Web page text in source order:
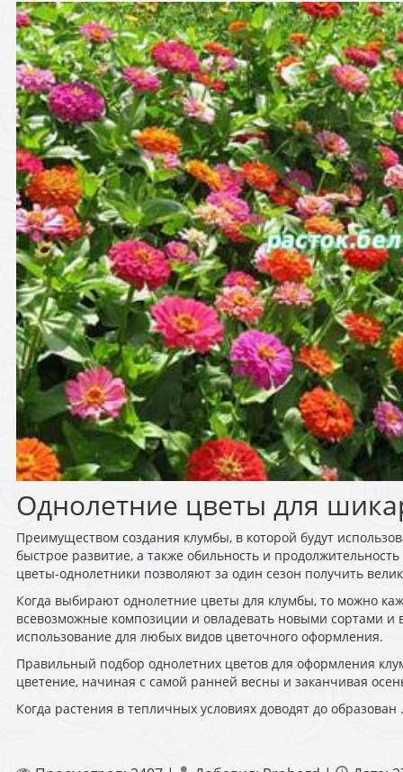
Однолетние цветы для
Преимуществом создания клумбы, в которой будут
быстрое развитие, а также обильность и
цветы-однолетники позволяют за один сезон получить
Когда выбирают однолетние цветы для клумбы, то можно
всевозможные композиции и овладевать новыми сортами и
использование для любых видов цветочного оформления.
Правильный подбор однолетних цветов для оформления
цветение, начиная с самой ранней весны и заканчивая
Когда растения в тепличных условиях доводят до образован